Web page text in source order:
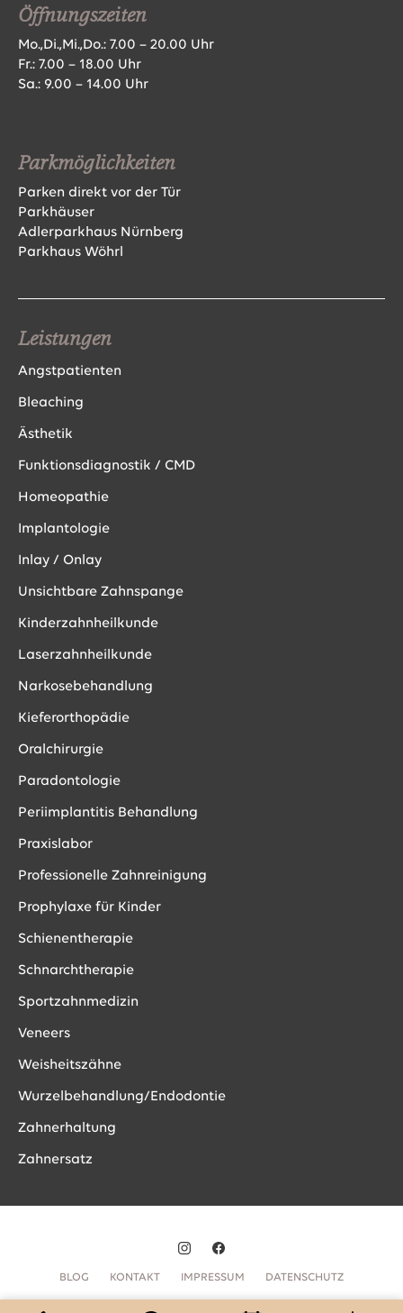
Öffnungszeiten
Mo.,Di.,Mi.,Do.: 7.00 – 20.00 Uhr
Fr.: 7.00 – 18.00 Uhr
Sa.: 9.00 – 14.00 Uhr
Parkmöglichkeiten
Parken direkt vor der Tür
Parkhäuser
Adlerparkhaus Nürnberg
Parkhaus Wöhrl
Leistungen
Angstpatienten
Bleaching
Ästhetik
Funktionsdiagnostik / CMD
Homeopathie
Implantologie
Inlay / Onlay
Unsichtbare Zahnspange
Kinderzahnheilkunde
Laserzahnheilkunde
Narkosebehandlung
Kieferorthopädie
Oralchirurgie
Paradontologie
Periimplantitis Behandlung
Praxislabor
Professionelle Zahnreinigung
Prophylaxe für Kinder
Schienentherapie
Schnarchtherapie
Sportzahnmedizin
Veneers
Weisheitszähne
Wurzelbehandlung/Endodontie
Zahnerhaltung
Zahnersatz
BLOG KONTAKT IMPRESSUM DATENSCHUTZ